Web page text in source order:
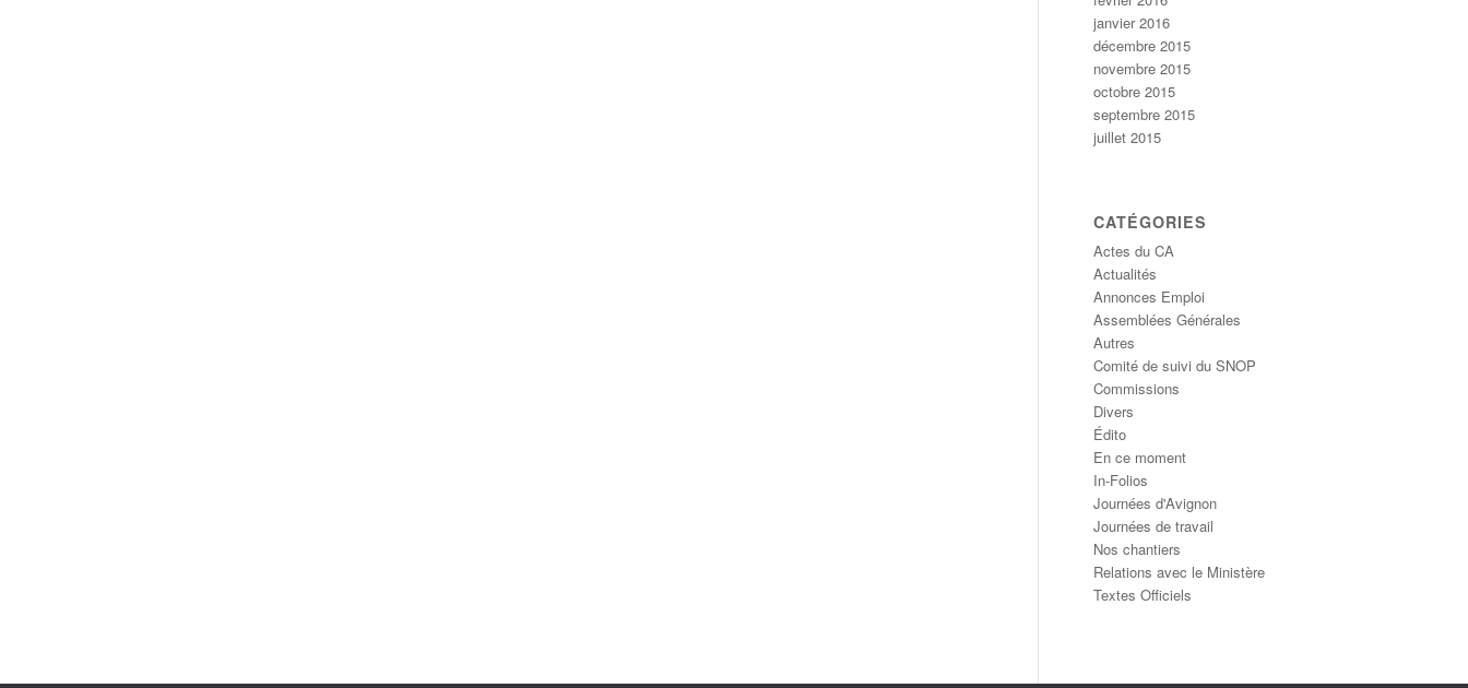
janvier 2016
décembre 2015
novembre 2015
octobre 2015
septembre 2015
juillet 2015
CATÉGORIES
Actes du CA
Actualités
Annonces Emploi
Assemblées Générales
Autres
Comité de suivi du SNOP
Commissions
Divers
Édito
En ce moment
In-Folios
Journées d'Avignon
Journées de travail
Nos chantiers
Relations avec le Ministère
Textes Officiels